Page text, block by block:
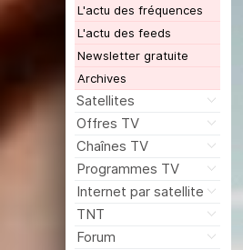
L'actu des fréquences
L'actu des feeds
Newsletter gratuite
Archives
Satellites
Offres TV
Chaînes TV
Programmes TV
Internet par satellite
TNT
Forum